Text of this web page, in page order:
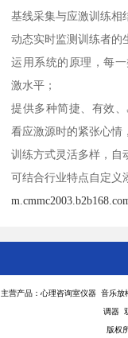
基线采集与应激训练相
动态实时监测训练者的
运用系统的原理，每
激水平；
提供多种简捷、有效
看应激源时的紧张心情
训练方式灵活多样，自
可结合行业特点自定义
主营产品：心理咨询室仪器 音乐
调器
版权